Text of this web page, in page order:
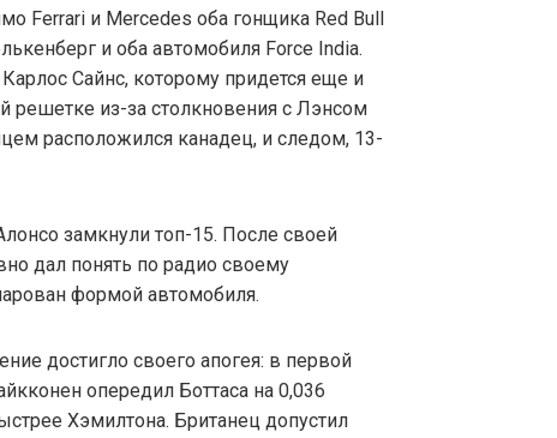
Ferrari и Mercedes оба гонщика Red Bull
и оба автомобиля Force India.
Сайнс, которому придется еще и
решетке из-за столкновения с Лэнсом
расположился канадец, и следом, 13-
замкнули топ-15. После своей
дал понять по радио своему
формой автомобиля.
достигло своего апогея: в первой
опередил Боттаса на 0,036
Хэмилтона. Британец допустил